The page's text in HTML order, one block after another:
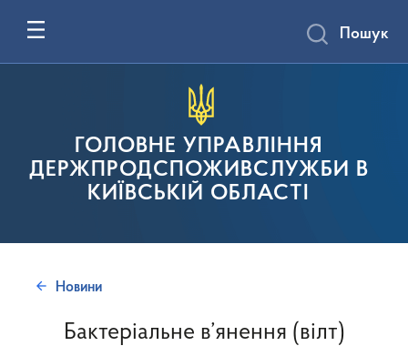
ГОЛОВНЕ УПРАВЛІННЯ
ДЕРЖПРОДСПОЖИВСЛУЖБИ В
КИЇВСЬКІЙ ОБЛАСТІ
Пошук
Новини
Бактеріальне в’янення (вілт)